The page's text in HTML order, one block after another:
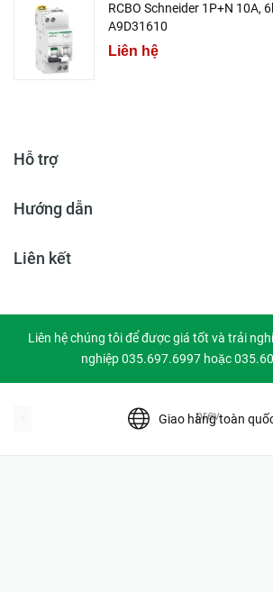
RCBO Schneider 1P+N 10A,
A9D31610
Liên hệ
Hỗ trợ
Hướng dẫn
Liên kết
Liên hệ chúng tôi để được giá tốt và trải
nghiệp 035.697.6997 hoặc
Giao hàng toàn
prev